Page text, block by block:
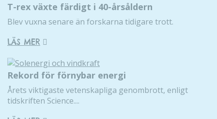
T-rex växte färdigt i 40-årsåldern
Blev vuxna senare än forskarna tidigare trott.
LÄS MER
Rekord för förnybar energi
Årets viktigaste vetenskapliga genombrott, enligt
tidskriften Science....